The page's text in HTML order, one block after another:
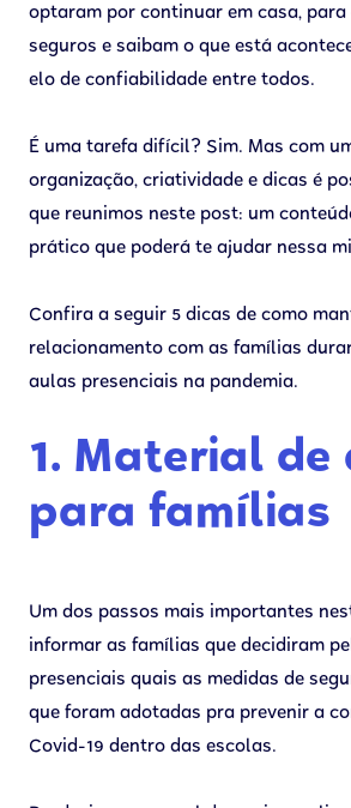
optaram por continuar em casa,
seguros e saibam o que está
elo de confiabilidade entre todos.
É uma tarefa difícil? Sim. Mas com
organização, criatividade e dicas é
que reunimos neste post: um
prático que poderá te ajudar nessa
Confira a seguir 5 dicas de como
relacionamento com as famílias
aulas presenciais na pandemia.
1. Material de
para famílias
Um dos passos mais importantes
informar as famílias que decidiram
presenciais quais as medidas de
que foram adotadas pra prevenir a
Covid-19 dentro das escolas.